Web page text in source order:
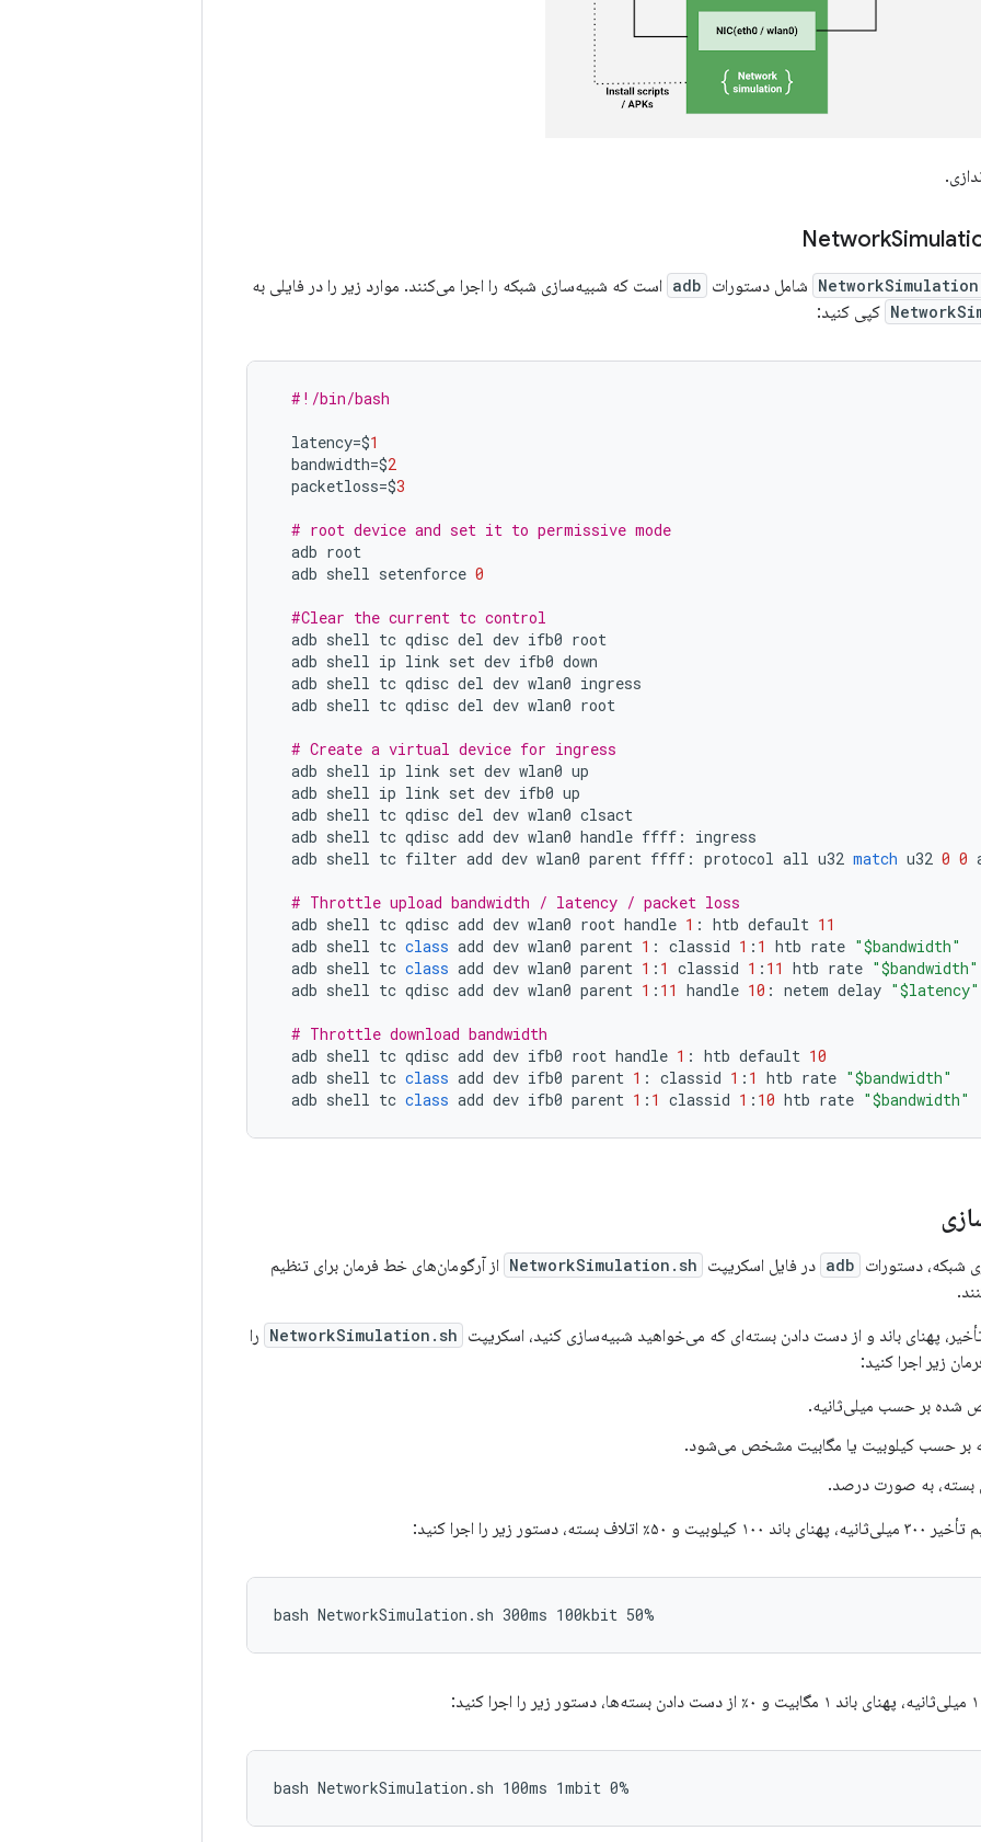
شامل دستورات adb است که شبیه‌سازی شبکه را اجرا می‌کنند. موارد زیر را در فایلی به
کپی کنید:
#!/bin/bash
latency=$1
bandwidth=$2
packetloss=$3
# root device and set it to permissive mode
adb root
adb shell setenforce 0
#Clear the current tc control
adb shell tc qdisc del dev ifb0 root
adb shell ip link set dev ifb0 down
adb shell tc qdisc del dev wlan0 ingress
adb shell tc qdisc del dev wlan0 root
# Create a virtual device for ingress
adb shell ip link set dev wlan0 up
adb shell ip link set dev ifb0 up
adb shell tc qdisc del dev wlan0 clsact
adb shell tc qdisc add dev wlan0 handle ffff :
ingress
adb shell tc filter add dev wlan0 parent ffff : protocol all u32 match u32 0 0
# Throttle upload bandwidth / latency / packet loss
adb shell tc qdisc add dev wlan0 root handle 1 : htb default 11
adb shell tc class add dev wlan0 parent 1 : classid 1 : 1 htb rate "$bandwidth"
adb shell tc class add dev wlan0 parent 1 : 1 classid 1 : 11 htb rate "$bandwidth"
adb shell tc qdisc add dev wlan0 parent 1 : 11 handle 10 : netem delay "$latency"
# Throttle download bandwidth
adb shell tc qdisc add dev ifb0 root handle 1 : htb default 10
adb shell tc class add dev ifb0 parent 1 : classid 1 : 1 htb rate "$bandwidth"
adb shell tc class add dev ifb0 parent 1 : 1 classid 1 : 10 htb rate "$bandwidth"
شبکه، دستورات adb در فایل اسکریپت NetworkSimulation.sh از آرگومان‌های خط فرمان برای تنظیم
پهنای باند و از دست دادن بسته‌ای که می‌خواهید شبیه‌سازی کنید، اسکریپت NetworkSimulation.sh را
زیر اجرا کنید:
شده بر حسب میلی‌ثانیه.
که بر حسب کیلوبیت یا مگابیت مشخص می‌شود.
بسته، به صورت درصد.
دستور زیر را اجرا کنید: